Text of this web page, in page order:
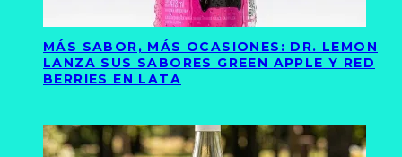
MÁS SABOR, MÁS OCASIONES: DR. LEMON
LANZA SUS SABORES GREEN APPLE Y RED
BERRIES EN LATA